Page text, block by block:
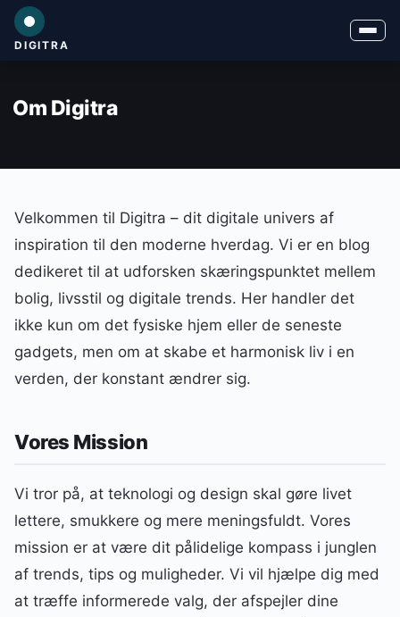
DIGITRA
Om Digitra
Velkommen til Digitra – dit digitale univers af
inspiration til den moderne hverdag. Vi er en blog
dedikeret til at udforsken skæringspunktet mellem
bolig, livsstil og digitale trends. Her handler det
ikke kun om det fysiske hjem eller de seneste
gadgets, men om at skabe et harmonisk liv i en
verden, der konstant ændrer sig.
Vores Mission
Vi tror på, at teknologi og design skal gøre livet
lettere, smukkere og mere meningsfuldt. Vores
mission er at være dit pålidelige kompass i junglen
af trends, tips og muligheder. Vi vil hjælpe dig med
at træffe informerede valg, der afspejler dine